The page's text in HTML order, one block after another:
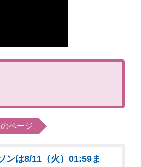
ページ
ンは8/11（火）01:59ま